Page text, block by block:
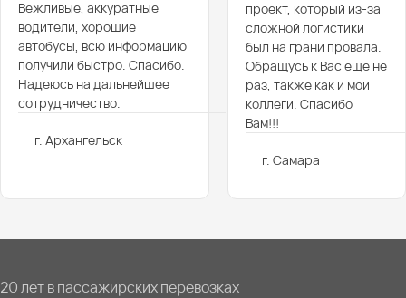
Вежливые, аккуратные
водители, хорошие
автобусы, всю информацию
получили быстро. Спасибо.
Надеюсь на дальнейшее
сотрудничество.
г. Архангельск
проект, который из-за
сложной логистики
был на грани провала.
Обращусь к Вас еще не
раз, также как и мои
коллеги. Спасибо
Вам!!!
г. Самара
20 лет в пассажирских перевозках